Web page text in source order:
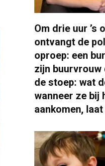
Om drie uur ’s
ontvangt de
oproep: een
zijn buurvrouw
de stoep: wat
wanneer ze bij
aankomen,